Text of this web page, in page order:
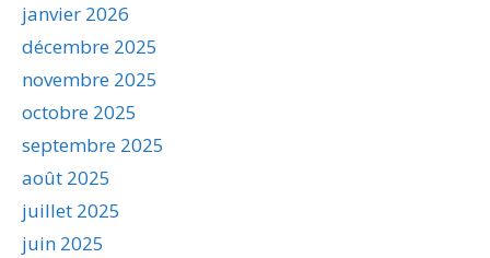
janvier 2026
décembre 2025
novembre 2025
octobre 2025
septembre 2025
août 2025
juillet 2025
juin 2025